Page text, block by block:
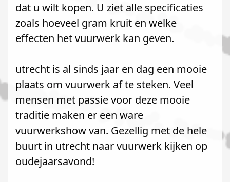
dat u wilt kopen. U ziet alle specificaties
zoals hoeveel gram kruit en welke
effecten het vuurwerk kan geven.
utrecht is al sinds jaar en dag een mooie
plaats om vuurwerk af te steken. Veel
mensen met passie voor deze mooie
traditie maken er een ware
vuurwerkshow van. Gezellig met de hele
buurt in utrecht naar vuurwerk kijken op
oudejaarsavond!